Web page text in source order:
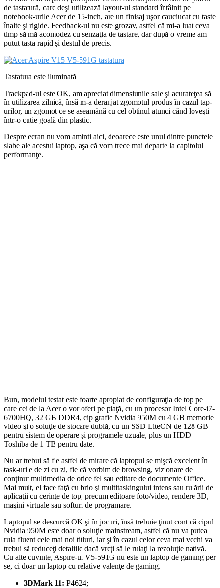
de tastatură, care deşi utilizează layout-ul standard întâlnit pe
notebook-urile Acer de 15-inch, are un finisaj uşor cauciucat cu taste
înalte şi rigide. Feedback-ul nu este grozav, astfel că mi-a luat ceva
timp să mă acomodez cu senzaţia de tastare, dar după o vreme am
putut tasta rapid şi destul de precis.
Tastatura este iluminată
Trackpad-ul este OK, am apreciat dimensiunile sale şi acurateţea să
în utilizarea zilnică, însă m-a deranjat zgomotul produs în cazul tap-
urilor, un zgomot ce se aseamănă cu cel obtinul atunci când loveşti
într-o cutie goală din plastic.
Despre ecran nu vom aminti aici, deoarece este unul dintre punctele
slabe ale acestui laptop, aşa că vom trece mai departe la capitolul
performanţe.
Bun, modelul testat este foarte apropiat de configuraţia de top pe
care cei de la Acer o vor oferi pe piaţă, cu un procesor Intel Core-i7-
6700HQ, 32 GB DDR4, cip grafic Nvidia 950M cu 4 GB memorie
video şi o soluţie de stocare dublă, cu un SSD LiteON de 128 GB
pentru sistem de operare şi programele uzuale, plus un HDD
Toshiba de 1 TB pentru date.
Nu ar trebui să fie astfel de mirare că laptopul se mişcă excelent în
task-urile de zi cu zi, fie că vorbim de browsing, vizionare de
conţinut multimedia de orice fel sau editare de documente Office.
Mai mult, el face faţă cu brio şi multitaskingului intens sau rulării de
aplicaţii cu cerinţe de top, precum editoare foto/video, rendere 3D,
maşini virtuale sau softuri de programare.
Laptopul se descurcă OK şi în jocuri, însă trebuie ţinut cont că cipul
Nvidia 950M este doar o soluţie mainstream, astfel că nu va putea
rula fluent cele mai noi titluri, iar şi în cazul celor ceva mai vechi va
trebui să reduceţi detaliile dacă vreţi să le rulaţi la rezoluţie nativă.
Cu alte cuvinte, Aspire-ul V5-591G nu este un laptop de gaming per
se, ci doar un laptop cu relative valenţe de gaming.
3DMark 11: P4624;